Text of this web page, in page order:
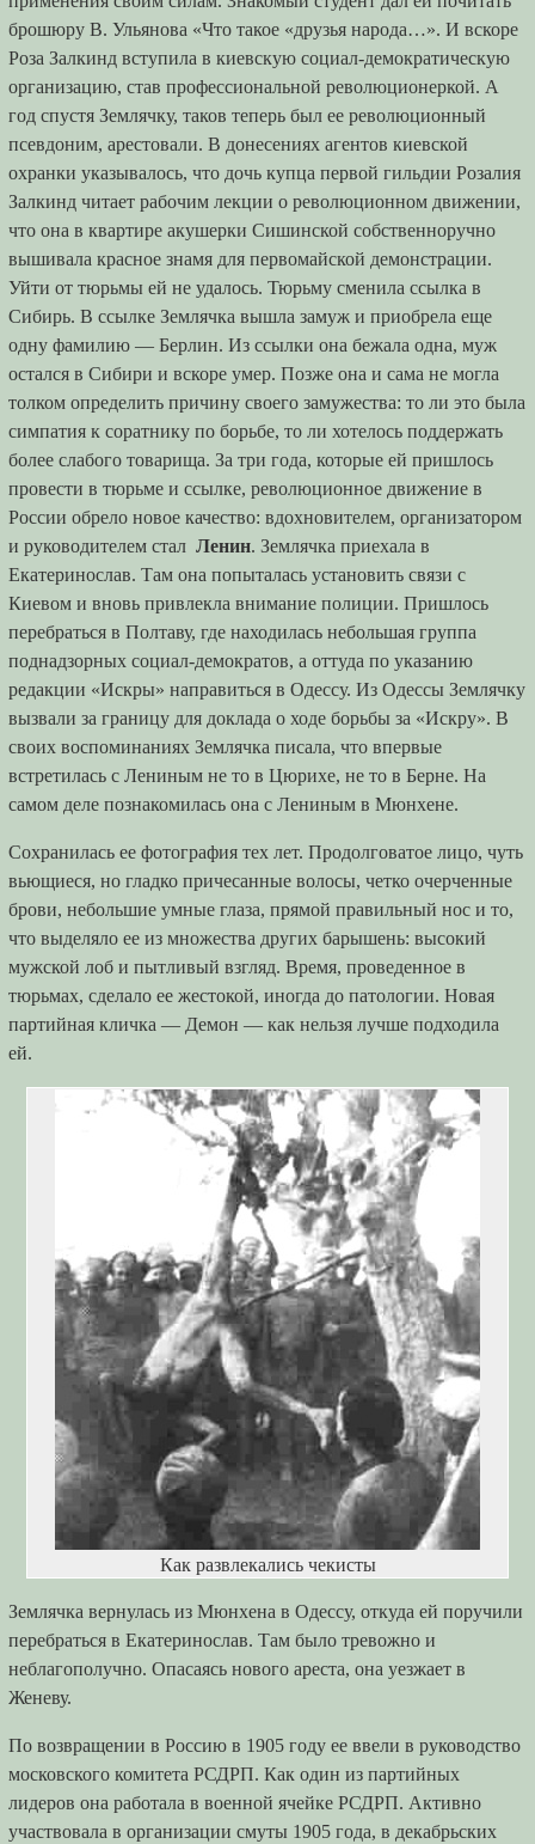
брошюру В. Ульянова «Что такое «друзья народа…». И вскоре
Роза Залкинд вступила в киевскую социал-демократическую
организацию, став профессиональной революционеркой. А
год спустя Землячку, таков теперь был ее революционный
псевдоним, арестовали. В донесениях агентов киевской
охранки указывалось, что дочь купца первой гильдии Розалия
Залкинд читает рабочим лекции о революционном движении,
что она в квартире акушерки Сишинской собственноручно
вышивала красное знамя для первомайской демонстрации.
Уйти от тюрьмы ей не удалось. Тюрьму сменила ссылка в
Сибирь. В ссылке Землячка вышла замуж и приобрела еще
одну фамилию — Берлин. Из ссылки она бежала одна, муж
остался в Сибири и вскоре умер. Позже она и сама не могла
толком определить причину своего замужества: то ли это была
симпатия к соратнику по борьбе, то ли хотелось поддержать
более слабого товарища. За три года, которые ей пришлось
провести в тюрьме и ссылке, революционное движение в
России обрело новое качество: вдохновителем, организатором
и руководителем сталЛенин. Землячка приехала в
Екатеринослав. Там она попыталась установить связи с
Киевом и вновь привлекла внимание полиции. Пришлось
перебраться в Полтаву, где находилась небольшая группа
поднадзорных социал-демократов, а оттуда по указанию
редакции «Искры» направиться в Одессу. Из Одессы Землячку
вызвали за границу для доклада о ходе борьбы за «Искру». В
своих воспоминаниях Землячка писала, что впервые
встретилась с Лениным не то в Цюрихе, не то в Берне. На
самом деле познакомилась она с Лениным в Мюнхене.
Сохранилась ее фотография тех лет. Продолговатое лицо, чуть
вьющиеся, но гладко причесанные волосы, четко очерченные
брови, небольшие умные глаза, прямой правильный нос и то,
что выделяло ее из множества других барышень: высокий
мужской лоб и пытливый взгляд. Время, проведенное в
тюрьмах, сделало ее жестокой, иногда до патологии. Новая
партийная кличка — Демон — как нельзя лучше подходила
ей.
Как развлекались чекисты
Землячка вернулась из Мюнхена в Одессу, откуда ей поручили
перебраться в Екатеринослав. Там было тревожно и
неблагополучно. Опасаясь нового ареста, она уезжает в
Женеву.
По возвращении в Россию в 1905 году ее ввели в руководство
московского комитета РСДРП. Как один из партийных
лидеров она работала в военной ячейке РСДРП. Активно
участвовала в организации смуты 1905 года, в декабрьских